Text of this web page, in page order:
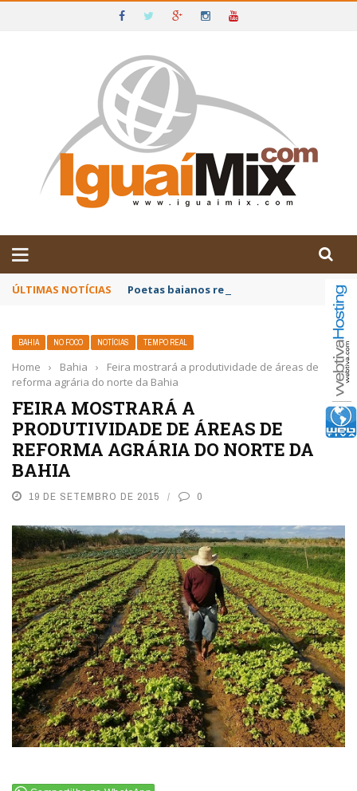
IGUAÍ E SUDOESTE DA BAHIA
ÚLTIMAS NOTÍCIAS Poetas baianos representam o Brasil no
BAHIA NO FOCO NOTÍCIAS TEMPO REAL
Home › Bahia ›
Feira mostrará a produtividade de áreas de
reforma agrária do norte da Bahia
FEIRA MOSTRARÁ A
PRODUTIVIDADE DE ÁREAS DE
REFORMA AGRÁRIA DO NORTE DA
BAHIA
19 DE SETEMBRO DE 2015 0